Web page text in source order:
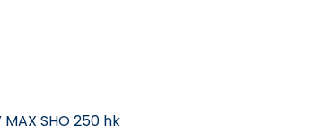
MAX SHO 250 hk